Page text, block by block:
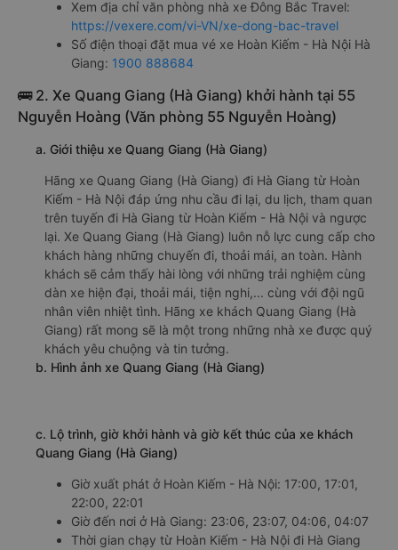
Xem địa chỉ văn phòng nhà xe Đông Bắc Travel:
https://vexere.com/vi-VN/xe-dong-bac-travel
Số điện thoại đặt mua vé xe Hoàn Kiếm - Hà Nội Hà
Giang: 1900 888684
🚌 2. Xe Quang Giang (Hà Giang) khởi hành tại 55
Nguyễn Hoàng (Văn phòng 55 Nguyễn Hoàng)
a. Giới thiệu xe Quang Giang (Hà Giang)
Hãng xe Quang Giang (Hà Giang) đi Hà Giang từ Hoàn
Kiếm - Hà Nội đáp ứng nhu cầu đi lại, du lịch, tham quan
trên tuyến đi Hà Giang từ Hoàn Kiếm - Hà Nội và ngược
lại. Xe Quang Giang (Hà Giang) luôn nỗ lực cung cấp cho
khách hàng những chuyến đi, thoải mái, an toàn. Hành
khách sẽ cảm thấy hài lòng với những trải nghiệm cùng
dàn xe hiện đại, thoải mái, tiện nghi,... cùng với đội ngũ
nhân viên nhiệt tình. Hãng xe khách Quang Giang (Hà
Giang) rất mong sẽ là một trong những nhà xe được quý
khách yêu chuộng và tin tưởng.
b. Hình ảnh xe Quang Giang (Hà Giang)
c. Lộ trình, giờ khởi hành và giờ kết thúc của xe khách
Quang Giang (Hà Giang)
Giờ xuất phát ở Hoàn Kiếm - Hà Nội: 17:00, 17:01,
22:00, 22:01
Giờ đến nơi ở Hà Giang: 23:06, 23:07, 04:06, 04:07
Thời gian chạy từ Hoàn Kiếm - Hà Nội đi Hà Giang